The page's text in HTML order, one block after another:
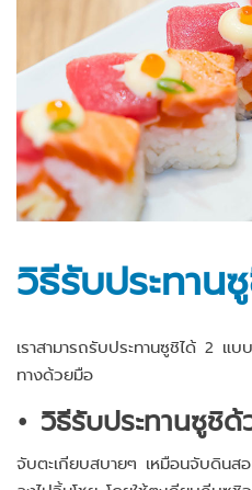
วิธีรับประทาน
เราสามารถรับประทานซูชิได้ 2 แ
ทางด้วยมือ
• วิธีรับประทานซูชิด้
จับตะเกียบสบายๆ เหมือนจับดินส